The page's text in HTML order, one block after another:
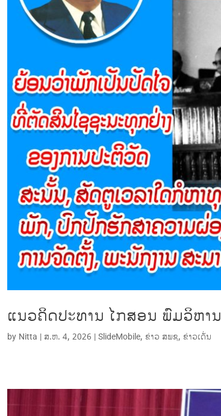
ແນວຄິດປະທານ ໄກສອນ ພົມວິຫານ
by Nitta | ສ.ຫ. 4, 2026 | SlideMobile, ຂ່າວ ສພຊ, ຂ່າວເດັ່ນ